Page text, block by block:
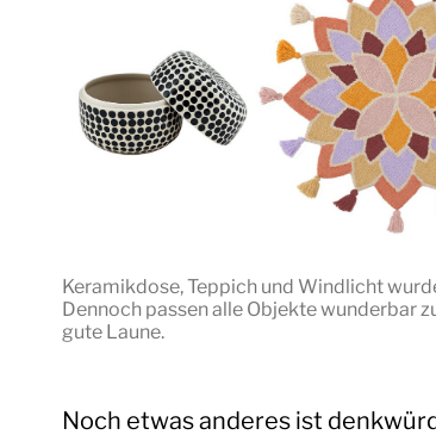
Keramikdose, Teppich und Windlicht
Dennoch passen alle Objekte wunderbar
gute Laune.
Noch etwas anderes ist